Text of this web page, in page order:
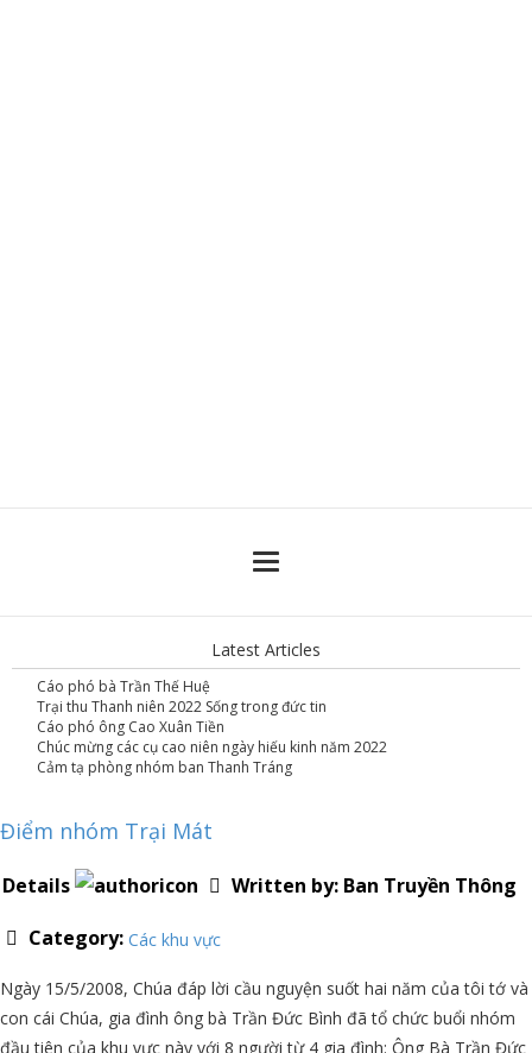
Latest Articles
Cáo phó bà Trần Thế Huệ
Trại thu Thanh niên 2022 Sống trong đức tin
Cáo phó ông Cao Xuân Tiền
Chúc mừng các cụ cao niên ngày hiếu kinh năm 2022
Cảm tạ phòng nhóm ban Thanh Tráng
Điểm nhóm Trại Mát
Details Written by: Ban Truyền Thông
Category: Các khu vực
Ngày 15/5/2008, Chúa đáp lời cầu nguyện suốt hai năm của tôi tớ và
con cái Chúa, gia đình ông bà Trần Đức Bình đã tổ chức buổi nhóm
đầu tiên của khu vực này với 8 người từ 4 gia đình: Ông Bà Trần Đức